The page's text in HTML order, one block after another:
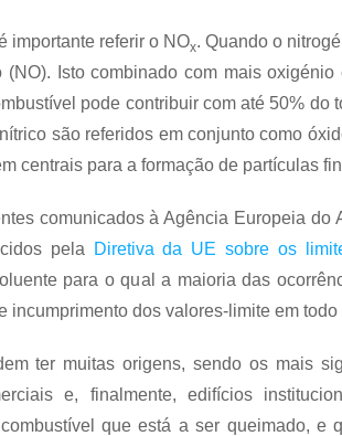
importante referir o NOx. Quando o
(NO). Isto combinado com mais
pode contribuir com até 50%
são referidos em conjunto como
centrais para a formação de partículas
comunicados à Agência Europeia
pela
Diretiva da UE sobre os
para o qual a maioria das
incumprimento dos valores-limite em
ter muitas origens, sendo os mais
e, finalmente, edifícios
que está a ser queimado, e